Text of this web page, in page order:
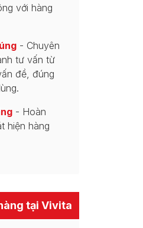
với hàng
- Chuyên
tư vấn từ
đề, đúng
- Hoàn
hiện hàng
tại Vivita